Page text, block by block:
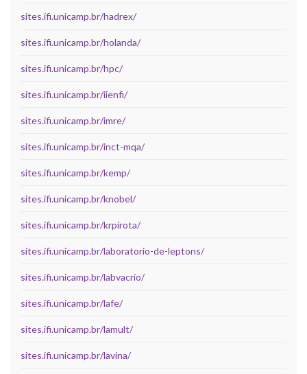
sites.ifi.unicamp.br/hadrex/
sites.ifi.unicamp.br/holanda/
sites.ifi.unicamp.br/hpc/
sites.ifi.unicamp.br/iienfi/
sites.ifi.unicamp.br/imre/
sites.ifi.unicamp.br/inct-mqa/
sites.ifi.unicamp.br/kemp/
sites.ifi.unicamp.br/knobel/
sites.ifi.unicamp.br/krpirota/
sites.ifi.unicamp.br/laboratorio-de-leptons/
sites.ifi.unicamp.br/labvacrio/
sites.ifi.unicamp.br/lafe/
sites.ifi.unicamp.br/lamult/
sites.ifi.unicamp.br/lavina/